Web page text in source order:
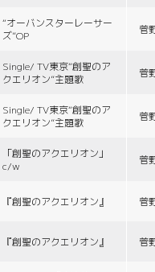
“オーバンスターレーサー
ズ”OP
菅
Single/ TV東京“創聖のア
クエリオン”主題歌
菅
Single/ TV東京“創聖のア
クエリオン”主題歌
菅
「創聖のアクエリオン」
c/w
菅
『創聖のアクエリオン』 菅
『創聖のアクエリオン』 菅